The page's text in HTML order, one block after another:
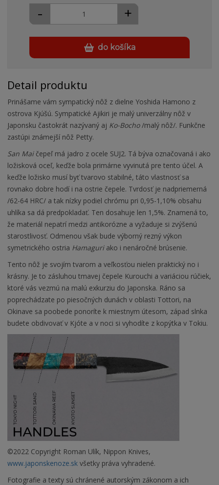
+
-
do košíka
Detail produktu
Prinášame vám sympatický nôž z dielne Yoshida Hamono z
ostrova Kjúšú. Sympatické Ajikiri je malý univerzálny nôž v
Japonsku častokrát nazývaný aj Ko-Bocho/malý nôž/. Funkčne
zastúpi známejší nôž Petty.
San Maičepeľ má jadro z ocele SUJ2. Tá býva označovaná i ako
ložisková oceľ, keďže bola primárne vyvinutá pre tento účel. A
keďže ložisko musí byť tvarovo stabilné, táto vlastnosť sa
rovnako dobre hodí i na ostrie čepele. Tvrdosť je nadpriemerná
/62-64 HRC/ a tak nízky podiel chrómu pri 0,95-1,10% obsahu
uhlíka sa dá predpokladať. Ten dosahuje len 1,5%. Znamená to,
že materiál nepatrí medzi antikorózne a vyžaduje si zvýšenú
starostlivosť. Odmenou však bude výborný rezný výkon
symetrického ostria Hamaguriako i nenáročné brúsenie.
Tento nôž je svojím tvarom a veľkosťou nielen praktický no i
krásny. Je to zásluhou tmavej čepele Kurouchi a variáciou rúčiek,
ktoré vás vezmú na malú exkurziu do Japonska. Ráno sa
poprechádzate po piesočných dunách v oblasti Tottori, na
Okinave sa poobede ponoríte k miestnym útesom, západ slnka
budete obdivovať v Kjóte a v noci si vyhodíte z kopýtka v Tokiu.
©2022 Copyright Roman Ulík, Nippon Knives,
www.japonskenoze.sk všetky práva vyhradené.
Fotografie a texty sú chránené autorským zákonom a ich